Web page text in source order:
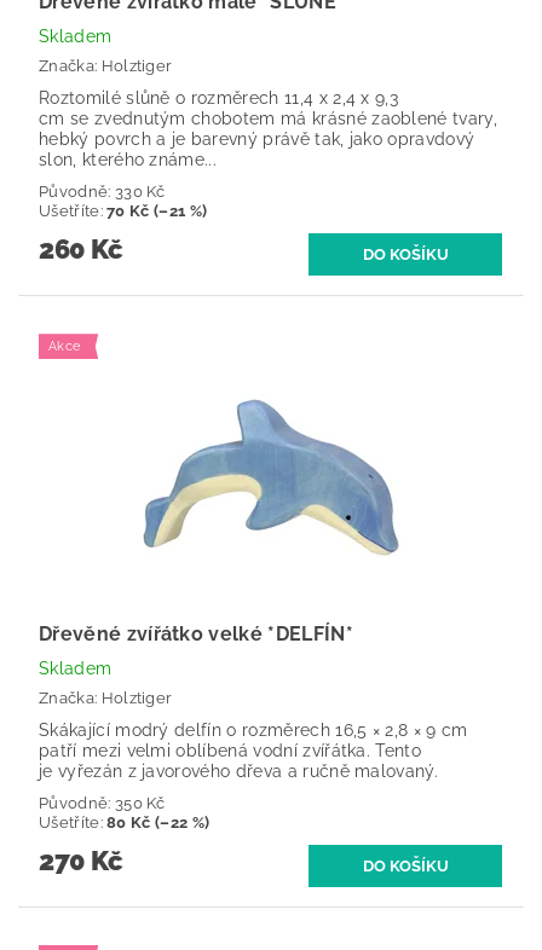
Skladem
Značka: Holztiger
Roztomilé slůně o rozměrech 11,4 x 2,4 x 9,3
cm se zvednutým chobotem má krásné zaoblené tvary,
hebký povrch a je barevný právě tak, jako opravdový
slon, kterého známe...
Původně: 330 Kč
Ušetříte:70 Kč (–21 %)
260 Kč
Akce
Dřevěné zvířátko velké *DELFÍN*
Skladem
Značka: Holztiger
Skákající modrý delfín o rozměrech 16,5 × 2,8 × 9 cm
patří mezi velmi oblíbená vodní zvířátka. Tento
je vyřezán z javorového dřeva a ručně malovaný.
Původně: 350 Kč
Ušetříte:80 Kč (–22 %)
270 Kč